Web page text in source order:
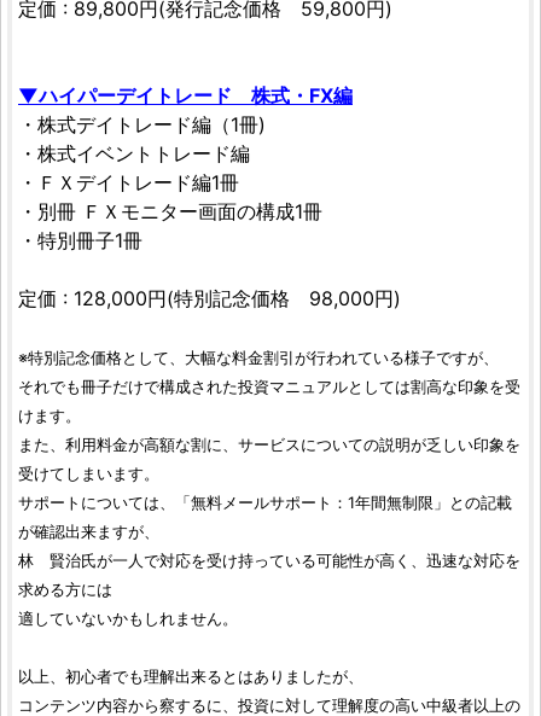
定価 : 89,800円(発行記念価格 59,800円)
▼ハイパーデイトレード 株式・FX編
・株式デイトレード編（1冊)
・株式イベントトレード編
・ＦＸデイトレード編1冊
・別冊 ＦＸモニター画面の構成1冊
・特別冊子1冊
定価 : 128,000円(特別記念価格 98,000円)
※特別記念価格として、大幅な料金割引が行われている様子ですが、
それでも冊子だけで構成された投資マニュアルとしては割高な印象を受
けます。
また、利用料金が高額な割に、サービスについての説明が乏しい印象を
受けてしまいます。
サポートについては、「無料メールサポート：1年間無制限」との記載
が確認出来ますが、
林 賢治氏が一人で対応を受け持っている可能性が高く、迅速な対応を
求める方には
適していないかもしれません。
以上、初心者でも理解出来るとはありましたが、
コンテンツ内容から察するに、投資に対して理解度の高い中級者以上の